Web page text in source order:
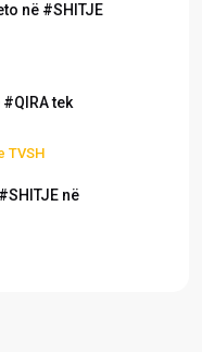
në #SHITJE
tek
TVSH
në